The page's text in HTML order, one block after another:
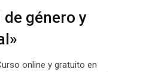
género y
online y gratuito en